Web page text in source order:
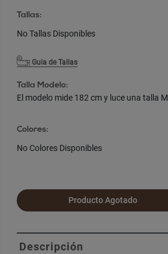
Tallas:
No Tallas Disponibles
Guia de Tallas
Talla Modelo:
El modelo mide 182 cm y luce una talla M
Colores:
No Colores Disponibles
Producto Agotado
Descripción